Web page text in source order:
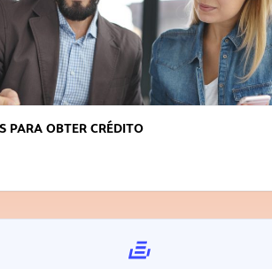
A DIFERENÇA: SEJA SUSTENTÁVEL, SEJA